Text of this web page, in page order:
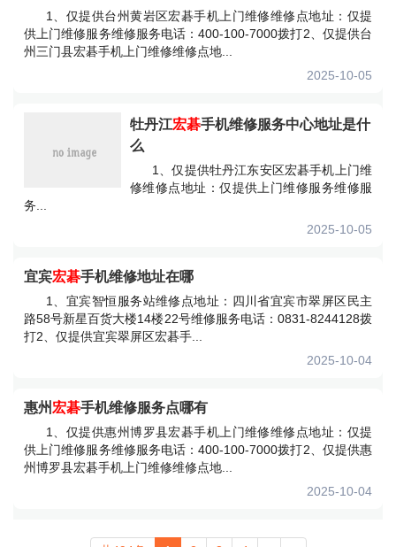
1、仅提供台州黄岩区宏碁手机上门维修维修点地址：仅提
供上门维修服务维修服务电话：400-100-7000拨打2、仅提供台
州三门县宏碁手机上门维修维修点地...
2025-10-05
牡丹江宏碁手机维修服务中心地址是什
么
1、仅提供牡丹江东安区宏碁手机上门维
修维修点地址：仅提供上门维修服务维修服
务...
2025-10-05
宜宾宏碁手机维修地址在哪
1、宜宾智恒服务站维修点地址：四川省宜宾市翠屏区民主
路58号新星百货大楼14楼22号维修服务电话：0831-8244128拨
打2、仅提供宜宾翠屏区宏碁手...
2025-10-04
惠州 宏碁手机维修服务点哪有
1、仅提供惠州博罗县宏碁手机上门维修维修点地址：仅提
供上门维修服务维修服务电话：400-100-7000拨打2、仅提供惠
州博罗县宏碁手机上门维修维修点地...
2025-10-04